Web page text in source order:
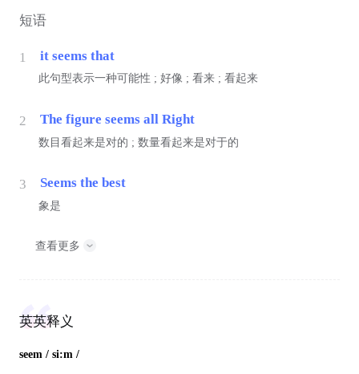
短语
1 it seems that
此句型表示一种可能性 ; 好像 ; 看来 ; 看起来
2 The figure seems all Right
数目看起来是对的 ; 数量看起来是对于的
3 Seems the best
象是
查看更多
英英释义
seem / si:m /